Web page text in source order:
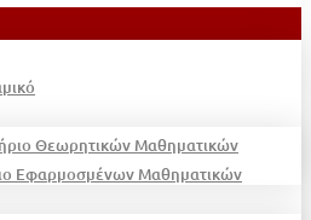
Θεωρητικών Μαθηματικών
Εφαρμοσμένων Μαθηματικών